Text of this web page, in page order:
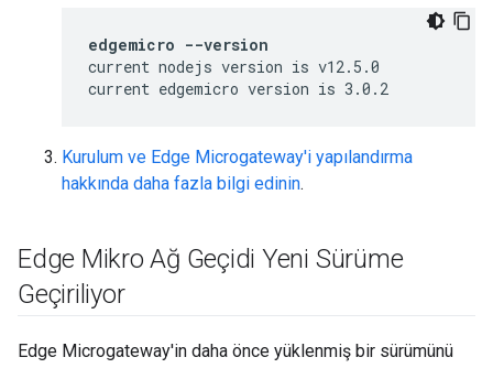
edgemicro --version
current nodejs version is v12.5.0
current edgemicro version is 3.0.2
Kurulum ve Edge Microgateway'i yapılandırma
hakkında daha fazla bilgi edinin.
Edge Mikro Ağ Geçidi Yeni Sürüme
Geçiriliyor
Edge Microgateway'in daha önce yüklenmiş bir sürümünü